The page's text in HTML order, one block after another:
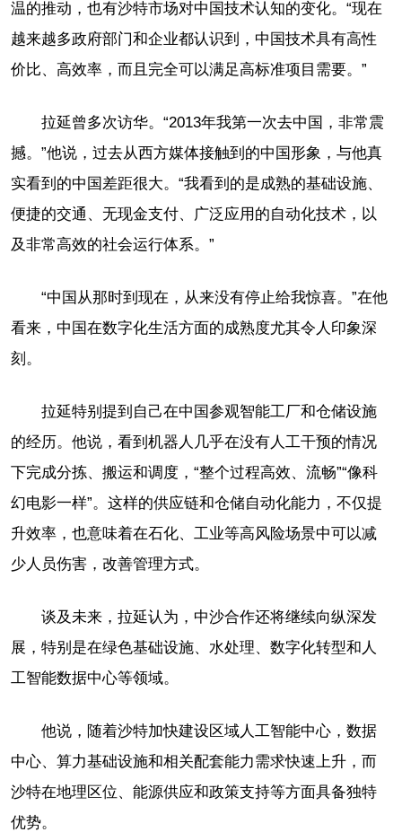
温的推动，也有沙特市场对中国技术认知的变化。“现在
越来越多政府部门和企业都认识到，中国技术具有高性
价比、高效率，而且完全可以满足高标准项目需要。”
拉延曾多次访华。“2013年我第一次去中国，非常震
撼。”他说，过去从西方媒体接触到的中国形象，与他真
实看到的中国差距很大。“我看到的是成熟的基础设施、
便捷的交通、无现金支付、广泛应用的自动化技术，以
及非常高效的社会运行体系。”
“中国从那时到现在，从来没有停止给我惊喜。”在他
看来，中国在数字化生活方面的成熟度尤其令人印象深
刻。
拉延特别提到自己在中国参观智能工厂和仓储设施
的经历。他说，看到机器人几乎在没有人工干预的情况
下完成分拣、搬运和调度，“整个过程高效、流畅”“像科
幻电影一样”。这样的供应链和仓储自动化能力，不仅提
升效率，也意味着在石化、工业等高风险场景中可以减
少人员伤害，改善管理方式。
谈及未来，拉延认为，中沙合作还将继续向纵深发
展，特别是在绿色基础设施、水处理、数字化转型和人
工智能数据中心等领域。
他说，随着沙特加快建设区域人工智能中心，数据
中心、算力基础设施和相关配套能力需求快速上升，而
沙特在地理区位、能源供应和政策支持等方面具备独特
优势。